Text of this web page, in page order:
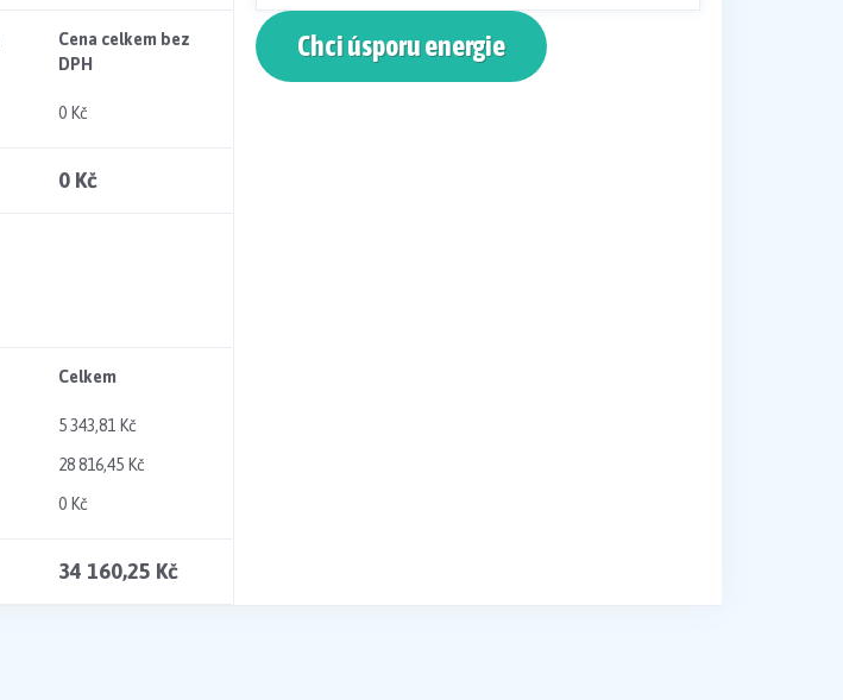
Cena celkem bez
DPH
0 Kč
0 Kč
Celkem
5 343,81 Kč
28 816,45 Kč
0 Kč
34 160,25 Kč
Chci úsporu energie